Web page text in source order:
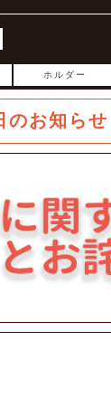
ホルダー
のお知ら